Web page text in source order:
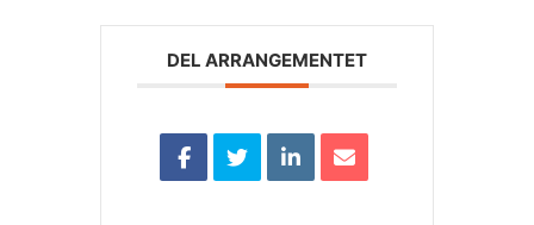
DEL ARRANGEMENTET